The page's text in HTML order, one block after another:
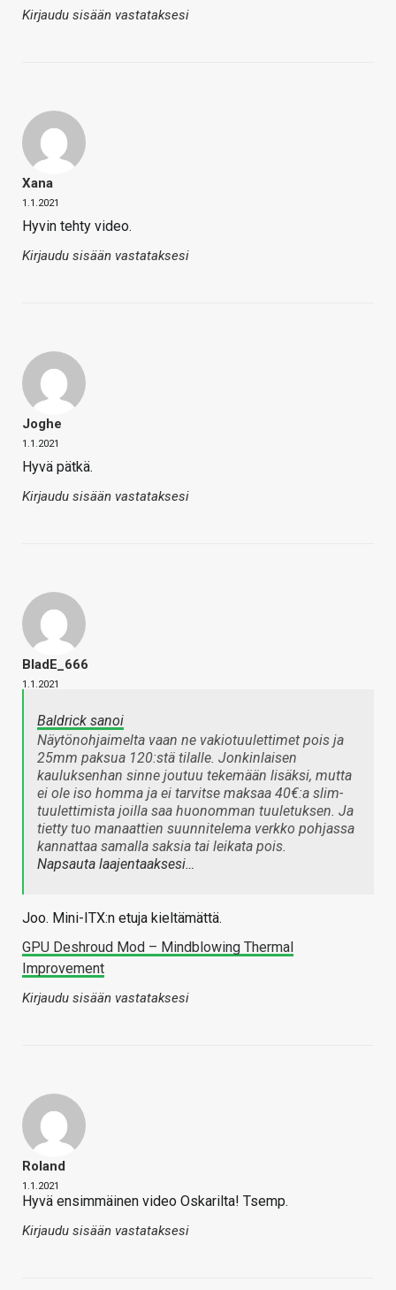
Kirjaudu sisään vastataksesi
Xana
1.1.2021
Hyvin tehty video.
Kirjaudu sisään vastataksesi
Joghe
1.1.2021
Hyvä pätkä.
Kirjaudu sisään vastataksesi
BladE_666
1.1.2021
Baldrick sanoi
Näytönohjaimelta vaan ne vakiotuulettimet pois ja
25mm paksua 120:stä tilalle. Jonkinlaisen
kauluksenhan sinne joutuu tekemään lisäksi, mutta
ei ole iso homma ja ei tarvitse maksaa 40€:a slim-
tuulettimista joilla saa huonomman tuuletuksen. Ja
tietty tuo manaattien suunnitelema verkko pohjassa
kannattaa samalla saksia tai leikata pois.
Napsauta laajentaaksesi…
Joo. Mini-ITX:n etuja kieltämättä.
GPU Deshroud Mod – Mindblowing Thermal
Improvement
Kirjaudu sisään vastataksesi
Roland
1.1.2021
Hyvä ensimmäinen video Oskarilta! Tsemp.
Kirjaudu sisään vastataksesi